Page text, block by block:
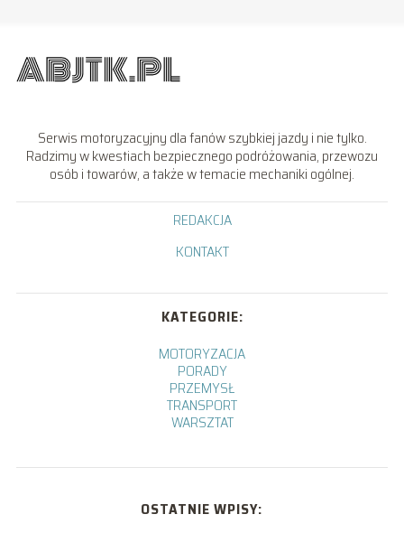
Serwis motoryzacyjny dla fanów szybkiej jazdy i nie tylko.
Radzimy w kwestiach bezpiecznego podróżowania, przewozu
osób i towarów, a także w temacie mechaniki ogólnej.
REDAKCJA
KONTAKT
KATEGORIE:
MOTORYZACJA
PORADY
PRZEMYSŁ
TRANSPORT
WARSZTAT
OSTATNIE WPISY: